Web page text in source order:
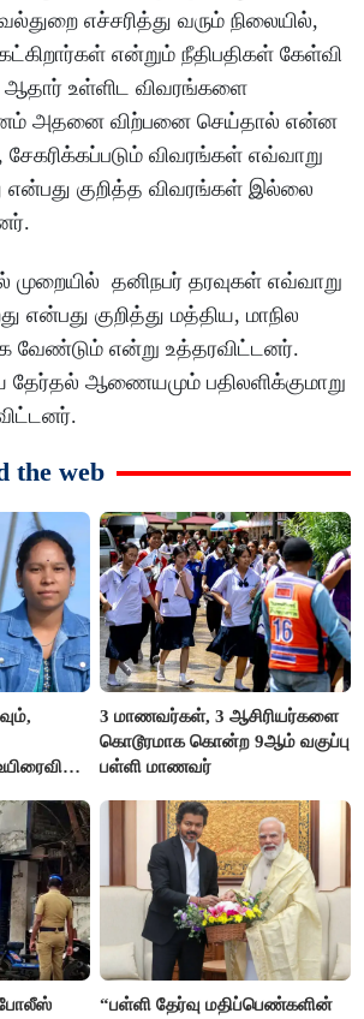
எச்சரித்து வரும் நிலையில்,
என்றும் நீதிபதிகள் கேள்வி
ஆதார் உள்ளிட விவரங்களை
அதனை விற்பனை செய்தால் என்ன
விவரங்கள் எவ்வாறு
என்பது குறித்த விவரங்கள் இல்லை
முறையில் தனிநபர் தரவுகள் எவ்வாறு
என்பது குறித்து மத்திய, மாநில
வேண்டும் என்று உத்தரவிட்டனர்.
ஆணையமும் பதிலளிக்குமாறு
the web
3 மாணவர்கள், 3 ஆசிரியர்களை
கொடூரமாக கொன்ற 9ஆம் வகுப்பு
பள்ளி மாணவர்
போலீஸ்
“பள்ளி தேர்வு மதிப்பெண்களின்